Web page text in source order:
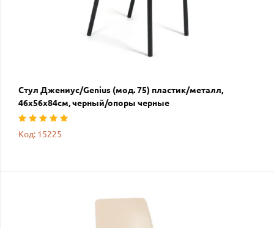
Стул Джениус/Genius (мод. 75) пластик/металл,
46x56x84cм, черный/опоры черные
Код: 15225